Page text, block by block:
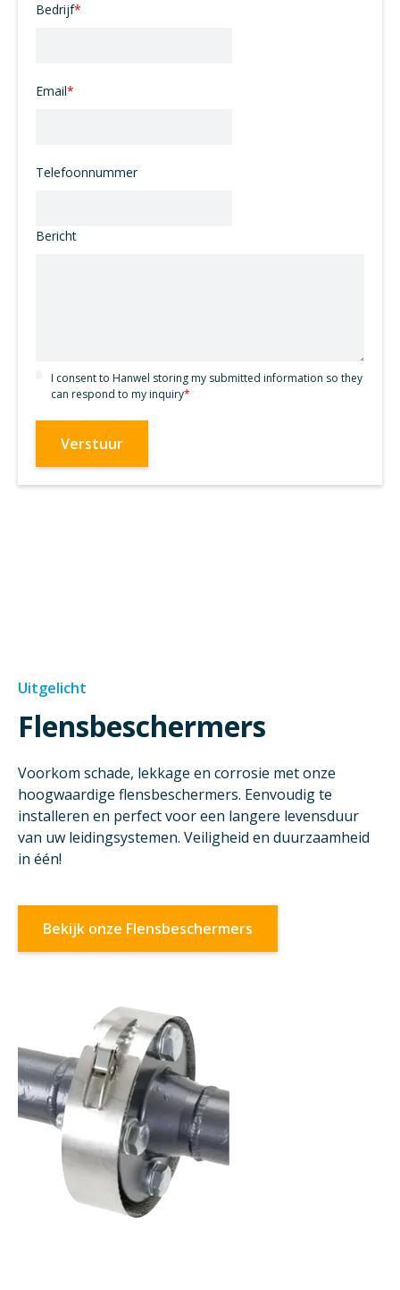
Bedrijf*
Email*
Telefoonnummer
Bericht
I consent to Hanwel storing my submitted information so they
can respond to my inquiry*
Uitgelicht
Flensbeschermers
Voorkom schade, lekkage en corrosie met onze
hoogwaardige flensbeschermers. Eenvoudig te
installeren en perfect voor een langere levensduur
van uw leidingsystemen. Veiligheid en duurzaamheid
in één!
Bekijk onze Flensbeschermers